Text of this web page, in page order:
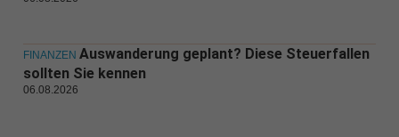
FINANZEN Auswanderung geplant? Diese Steuerfallen
sollten Sie kennen
06.08.2026